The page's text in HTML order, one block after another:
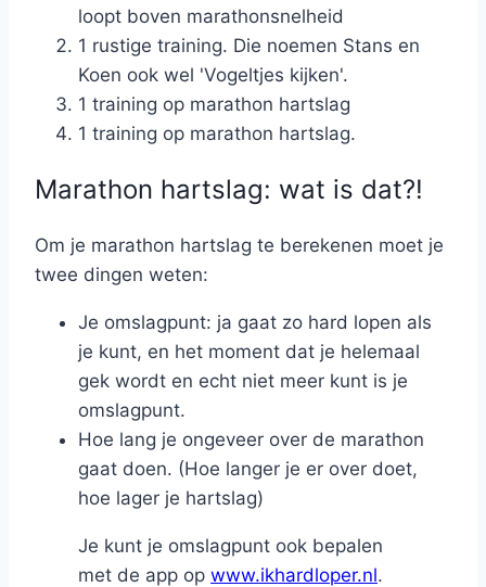
loopt boven marathonsnelheid
1 rustige training. Die noemen Stans en
Koen ook wel 'Vogeltjes kijken'.
1 training op marathon hartslag
1 training op marathon hartslag.
Marathon hartslag: wat is dat?!
Om je marathon hartslag te berekenen moet je
twee dingen weten:
Je omslagpunt: ja gaat zo hard lopen als
je kunt, en het moment dat je helemaal
gek wordt en echt niet meer kunt is je
omslagpunt.
Hoe lang je ongeveer over de marathon
gaat doen. (Hoe langer je er over doet,
hoe lager je hartslag)
Je kunt je omslagpunt ook bepalen
met de app op www.ikhardloper.nl.